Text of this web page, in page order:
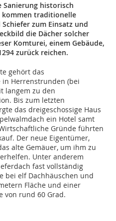
Sanierung historisch
kommen traditionelle
zum Einsatz und
die Dächer solcher
Komturei, einem Gebäude,
zurück reichen.
gehört das
in Herrenstrunden (bei
langem zu den
Bis zum letzten
das dreigeschossige Haus
ein Hotel samt
Gründe führten
Der neue Eigentümer,
alte Gemäuer, um ihm zu
Unter anderem
fast vollständig
bei elf Dachhäuschen und
Fläche und einer
von rund 60 Grad.